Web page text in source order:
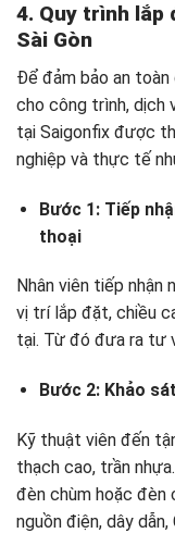
4. Quy trình
Sài Gòn
Để đảm bảo an
cho công trình, dịch
tại Saigonfix được
nghiệp và thực tế
Bước 1: Tiếp
thoại
Nhân viên tiếp nhận
vị trí lắp đặt, chiều
tại. Từ đó đưa ra tư
Bước 2: Khảo
Kỹ thuật viên đến
thạch cao, trần
đèn chùm hoặc
nguồn điện, dây